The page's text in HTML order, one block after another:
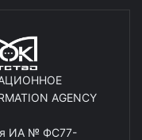
AGENCY
ИА № ФС77-